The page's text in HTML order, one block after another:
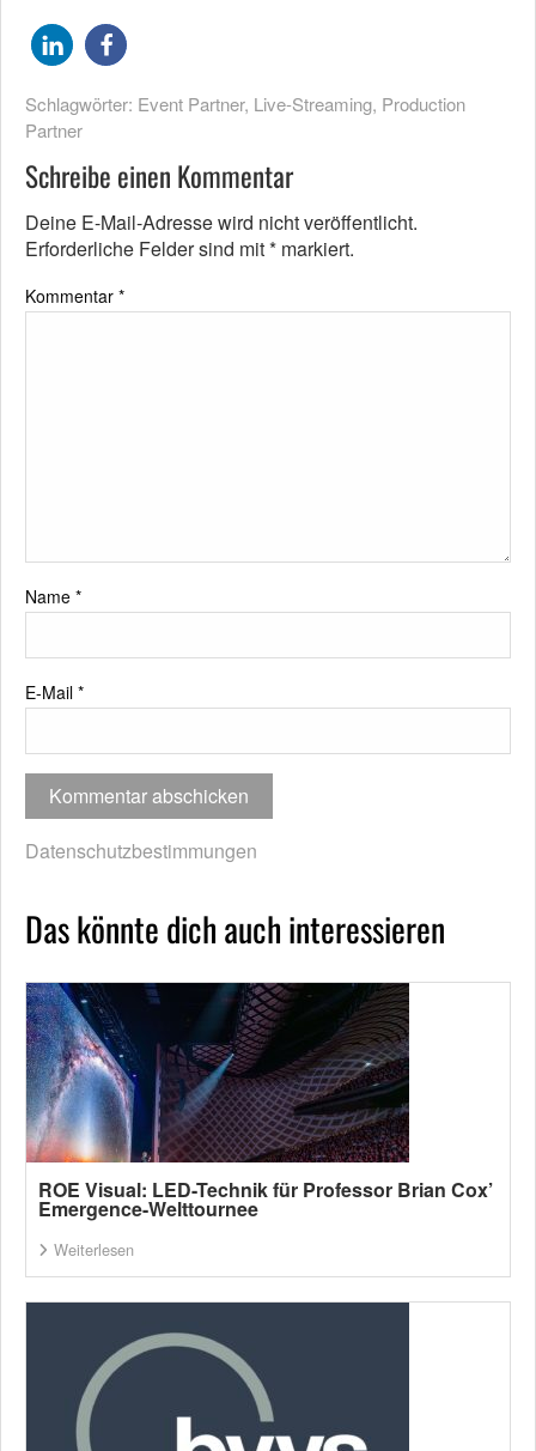
Schlagwörter: Event Partner, Live-Streaming, Production
Partner
Schreibe einen Kommentar
Deine E-Mail-Adresse wird nicht veröffentlicht.
Erforderliche Felder sind mit* markiert.
Kommentar *
Name *
E-Mail *
Datenschutzbestimmungen
Das könnte dich auch interessieren
ROE Visual: LED-Technik für Professor Brian Cox’
Emergence-Welttournee
Weiterlesen